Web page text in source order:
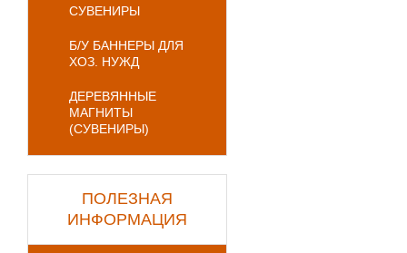
СУВЕНИРЫ
Б/У БАННЕРЫ ДЛЯ
ХОЗ. НУЖД
ДЕРЕВЯННЫЕ
МАГНИТЫ
(СУВЕНИРЫ)
ПОЛЕЗНАЯ
ИНФОРМАЦИЯ